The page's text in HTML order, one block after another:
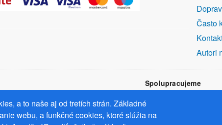
a to naše aj od tretích strán. Základné
webu, a funkčné cookies, ktoré slúžia na
Často
Autori
Spolupracujeme